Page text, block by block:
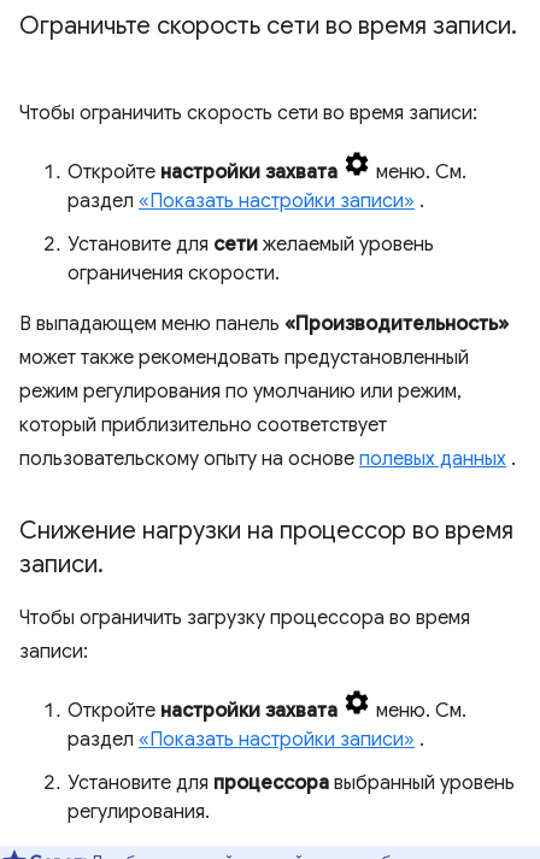
Ограничьте скорость сети во время записи.
Чтобы ограничить скорость сети во время записи:
Откройте настройки захвата
меню. См.
раздел «Показать настройки записи» .
Установите для сети желаемый уровень
ограничения скорости.
В выпадающем меню панель «Производительность»
может также рекомендовать предустановленный
режим регулирования по умолчанию или режим,
который приблизительно соответствует
пользовательскому опыту на основе полевых данных .
Снижение нагрузки на процессор во время
записи.
Чтобы ограничить загрузку процессора во время
записи:
Откройте настройки захвата
меню. См.
раздел «Показать настройки записи» .
Установите для процессора выбранный уровень
регулирования.